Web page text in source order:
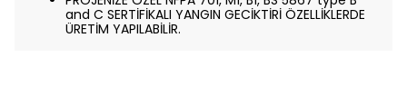
and C SERTİFİKALI YANGIN GECİKTİRİ ÖZELLİKLERDE
ÜRETİM YAPILABİLİR.